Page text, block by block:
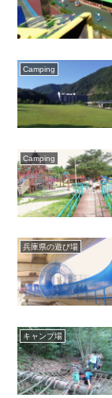
Camping
Camping
兵庫県の遊び場
キャンプ場